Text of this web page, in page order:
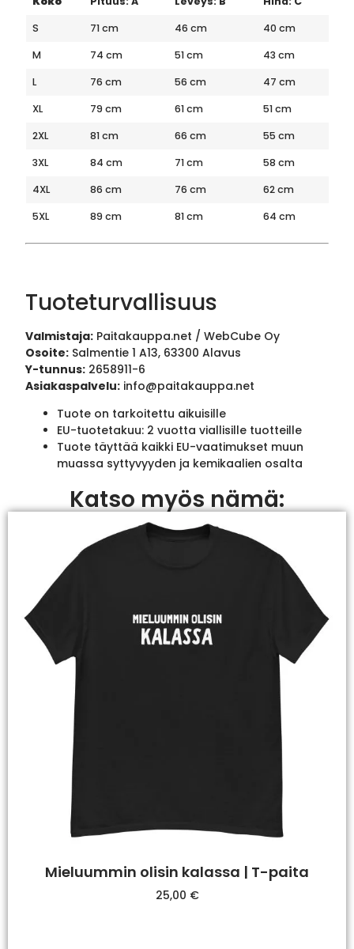
S
71 cm 46 cm
40 cm
M
74 cm 51 cm
43 cm
L
76 cm 56 cm
47 cm
XL
79 cm 61 cm
51 cm
2XL
81 cm 66 cm
55 cm
3XL
84 cm 71 cm
58 cm
4XL
86 cm 76 cm
62 cm
5XL
89 cm 81 cm 64 cm
Tuoteturvallisuus
Valmistaja: Paitakauppa.net / WebCube Oy
Osoite: Salmentie 1 A13, 63300 Alavus
Y-tunnus: 2658911-6
Asiakaspalvelu: info@paitakauppa.net
Tuote on tarkoitettu aikuisille
EU-tuotetakuu: 2 vuotta viallisille tuotteille
Tuote täyttää kaikki EU-vaatimukset muun
muassa syttyvyyden ja kemikaalien osalta
Katso myös nämä:
Mieluummin olisin kalassa | T-paita
25,00 €